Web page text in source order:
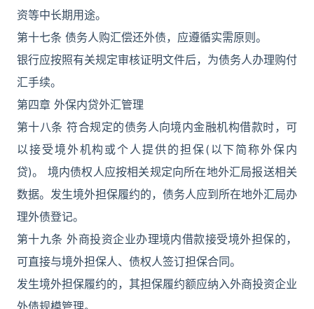
资等中长期用途。
第十七条 债务人购汇偿还外债，应遵循实需原则。
银行应按照有关规定审核证明文件后，为债务人办理购付
汇手续。
第四章 外保内贷外汇管理
第十八条 符合规定的债务人向境内金融机构借款时，可
以接受境外机构或个人提供的担保(以下简称外保内
贷)。 境内债权人应按相关规定向所在地外汇局报送相关
数据。发生境外担保履约的，债务人应到所在地外汇局办
理外债登记。
第十九条 外商投资企业办理境内借款接受境外担保的，
可直接与境外担保人、债权人签订担保合同。
发生境外担保履约的，其担保履约额应纳入外商投资企业
外债规模管理。